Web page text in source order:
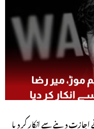
دینے سے انکار کر دیا